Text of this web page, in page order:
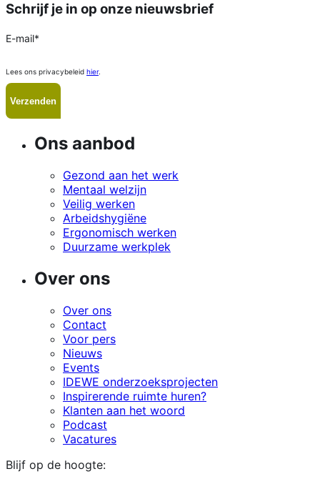
Schrijf je in op onze nieuwsbrief
E-mail*
Lees ons privacybeleid hier.
Ons aanbod
Gezond aan het werk
Mentaal welzijn
Veilig werken
Arbeidshygiëne
Ergonomisch werken
Duurzame werkplek
Over ons
Over ons
Contact
Voor pers
Nieuws
Events
IDEWE onderzoeksprojecten
Inspirerende ruimte huren?
Klanten aan het woord
Podcast
Vacatures
Blijf op de hoogte: